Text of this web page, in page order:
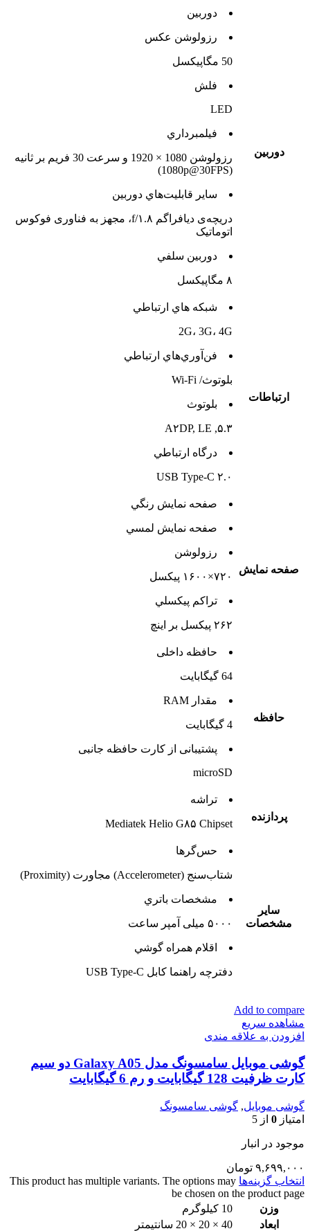
دوربين
دوربين
رزولوشن عکس
50 مگاپیکسل
فلش
LED
فيلمبرداري
رزولوشن 1080 × 1920 و سرعت 30 فریم بر ثانیه
(1080p@30FPS)
ساير قابليت‌هاي دوربين
دریچه‌ی دیافراگم f/۱.۸، مجهز به فناوری فوکوس
اتوماتیک
دوربين سلفي
۸ مگاپیکسل
ارتباطات
شبکه هاي ارتباطي
2G، 3G، 4G
فن‌آوري‌هاي ارتباطي
بلوتوث/ Wi-Fi
بلوتوث
۵.۳, A۲DP, LE
درگاه ارتباطي
USB Type-C ۲.۰
صفحه نمايش
صفحه نمايش رنگي
صفحه نمايش لمسي
رزولوشن
۷۲۰×۱۶۰۰ پیکسل
تراکم پيکسلي
۲۶۲ پیکسل بر اینچ
حافظه
حافظه داخلی
64 گيگابايت
مقدار RAM
4 گيگابايت
پشتيبانی از کارت حافظه جانبی
microSD
پردازنده
تراشه
Mediatek Helio G۸۵ Chipset
ساير
مشخصات
حس‌گرها
شتاب‌سنج (Accelerometer) مجاورت (Proximity)
مشخصات باتري
۵۰۰۰ میلی آمپر ساعت
اقلام همراه گوشي
دفترچه‌ راهنما کابل USB Type-C
Add to compare
مشاهده سریع
افزودن به علاقه مندی
گوشی موبایل سامسونگ مدل Galaxy A05 دو سیم
کارت ظرفیت 128 گیگابایت و رم 6 گیگابایت
گوشی موبایل, گوشی سامسونگ
امتیاز 0 از 5
موجود در انبار
۹,۶۹۹,۰۰۰ تومان
انتخاب گزینه‌ها This product has multiple variants. The options may
be chosen on the product page
وزن
10 کیلوگرم
ابعاد
40 × 20 × 20 سانتیمتر